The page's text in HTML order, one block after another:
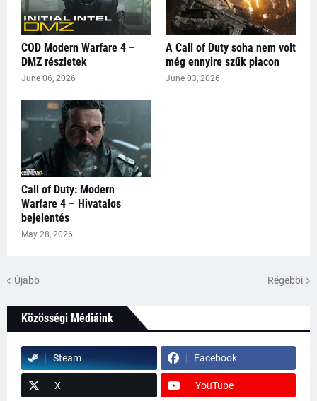
COD Modern Warfare 4 –
DMZ részletek
June 06, 2026
A Call of Duty soha nem volt
még ennyire szűk piacon
June 03, 2026
Call of Duty: Modern
Warfare 4 – Hivatalos
bejelentés
May 28, 2026
Újabb Régebbi
Közösségi Médiáink
Steam Facebook
X YouTube